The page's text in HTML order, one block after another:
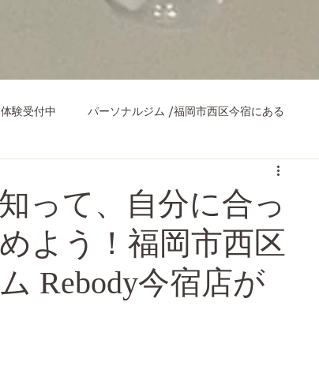
験受付中 パーソナルジム /福岡市西区今宿にある
って、自分に合っ
よう！福岡市西区
Rebody今宿店が